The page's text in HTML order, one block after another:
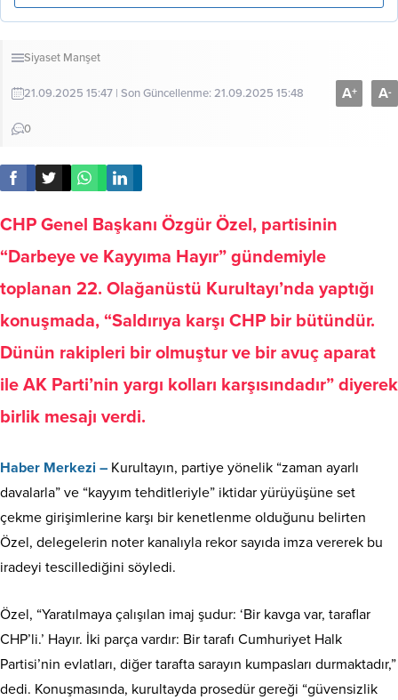
Siyaset Manşet
21.09.2025 15:47 | Son Güncellenme: 21.09.2025 15:48
0
A+ A-
CHP Genel Başkanı Özgür Özel, partisinin
“Darbeye ve Kayyıma Hayır” gündemiyle
toplanan 22. Olağanüstü Kurultayı’nda yaptığı
konuşmada, “Saldırıya karşı CHP bir bütündür.
Dünün rakipleri bir olmuştur ve bir avuç aparat
ile AK Parti’nin yargı kolları karşısındadır” diyerek
birlik mesajı verdi.
Haber Merkezi – Kurultayın, partiye yönelik “zaman ayarlı
davalarla” ve “kayyım tehditleriyle” iktidar yürüyüşüne set
çekme girişimlerine karşı bir kenetlenme olduğunu belirten
Özel, delegelerin noter kanalıyla rekor sayıda imza vererek bu
iradeyi tescillediğini söyledi.
Özel, “Yaratılmaya çalışılan imaj şudur: ‘Bir kavga var, taraflar
CHP’li.’ Hayır. İki parça vardır: Bir tarafı Cumhuriyet Halk
Partisi’nin evlatları, diğer tarafta sarayın kumpasları durmaktadır,”
dedi. Konuşmasında, kurultayda prosedür gereği “güvensizlik